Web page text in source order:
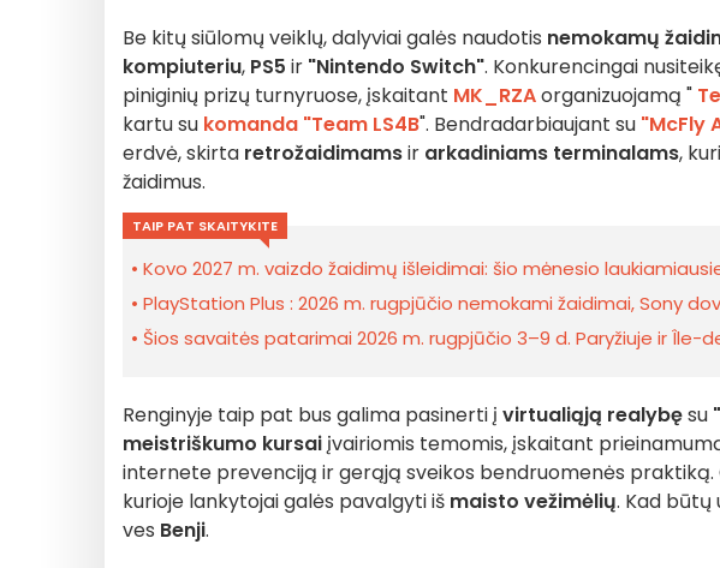
Be kitų siūlomų veiklų, dalyviai galės naudotis nemokamų
kompiuteriu, PS5 ir "Nintendo Switch". Konkurencingai
piniginių prizų turnyruose, įskaitant MK_RZAorganizuojamą "
kartu su komanda "Team LS4B". Bendradarbiaujant su "McFly
erdvė, skirta retrožaidimamsir arkadiniams terminalams,
žaidimus.
TAIP PAT SKAITYKITE
Kovo 2027 m. vaizdo žaidimų išleidimai: šio mėnesio
PlayStation Plus : 2026 m. rugpjūčio nemokami žaidimai, Sony
Šios savaitės patarimai 2026 m. rugpjūčio 3–9 d. Paryžiuje ir Île-
Renginyje taip pat bus galima pasinerti į virtualiąją realybęsu
meistriškumo kursaiįvairiomis temomis, įskaitant
internete prevenciją ir gerąją sveikos bendruomenės praktiką.
kurioje lankytojai galės pavalgyti iš maisto vežimėlių. Kad būtų
ves Benji.